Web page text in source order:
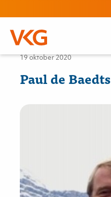
Nieuws
19 oktober 2020
Paul de Baedts